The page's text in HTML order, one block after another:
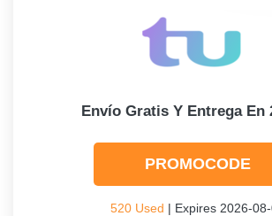
Envío Gratis Y Entrega En
PROMOCODE
520 Used | Expires 2026-